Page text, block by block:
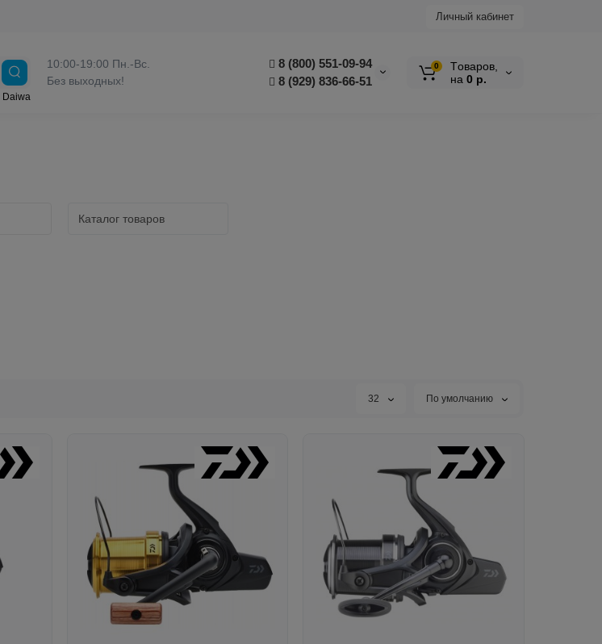
Личный кабинет
10:00-19:00 Пн.-Вс.
Без выходных!
8 (800) 551-09-94
8 (929) 836-66-51
Daiwa
0
Tоваров,
на 0 р.
32 По умолчанию